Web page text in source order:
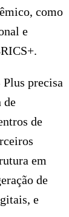
como
e
precisa
de
de
em
de
e